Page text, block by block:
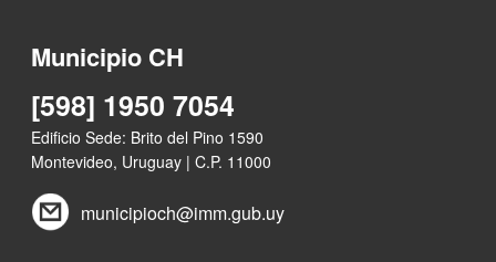
Municipio CH
[598] 1950 7054
Edificio Sede: Brito del Pino 1590
Montevideo, Uruguay | C.P. 11000
municipioch@imm.gub.uy